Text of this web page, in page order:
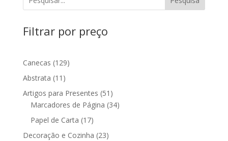
Filtrar por preço
Canecas 129129
Abstrata 11 11
produtos
Artigos para Presentes 51 51
produtos
Marcadores de Página 3434
Papel de Carta 1717
produtos
Decoração e Cozinha 2323